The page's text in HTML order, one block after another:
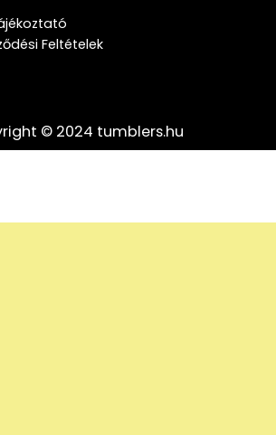
Feltételek
© 2024 tumblers.hu